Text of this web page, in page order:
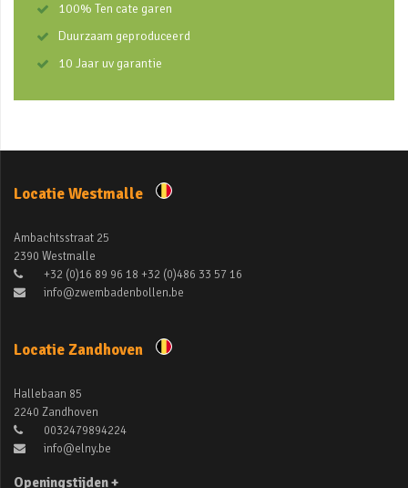
100% Ten cate garen
Duurzaam geproduceerd
10 Jaar uv garantie
Locatie Westmalle
Ambachtsstraat 25
2390 Westmalle
+32 (0)16 89 96 18 +32 (0)486 33 57 16
info@zwembadenbollen.be
Locatie Zandhoven
Hallebaan 85
2240 Zandhoven
0032479894224
info@elny.be
Openingstijden +